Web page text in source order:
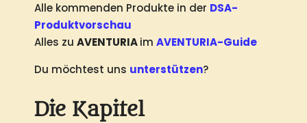
Alle kommenden Produkte in der DSA-
Produktvorschau
Alles zu AVENTURIAim AVENTURIA-Guide
Du möchtest uns unterstützen?
Die Kapitel